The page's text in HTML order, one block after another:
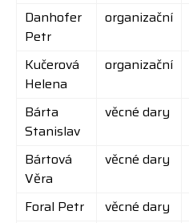
Danhofer
Petr
organizační
Kučerová
Helena
organizační
Bárta
Stanislav
věcné dary
Bártová
Věra
věcné dary
Foral Petr věcné dary